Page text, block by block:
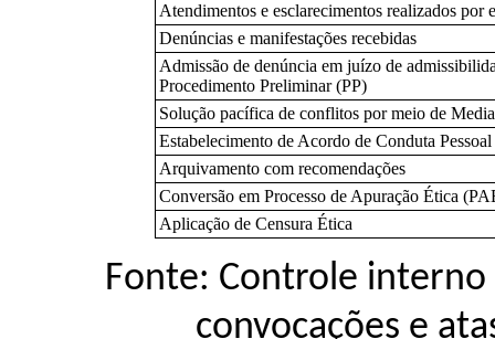
Atendimentos e esclarecimentos realizados por
Denúncias e manifestações recebidas
Admissão de denúncia em juízo de
Procedimento Preliminar (PP)
Solução pacífica de conflitos por meio de
Estabelecimento de Acordo de Conduta
Arquivamento com recomendações
Conversão em Processo de Apuração Ética
Aplicação de Censura Ética
Fonte: Controle interno
convocações e